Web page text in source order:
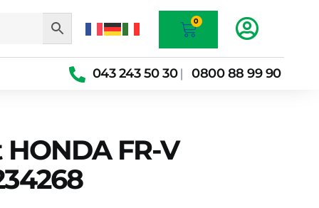
0
Warenkorb
043 243 50 30| 0800 88 99 90
FR-V